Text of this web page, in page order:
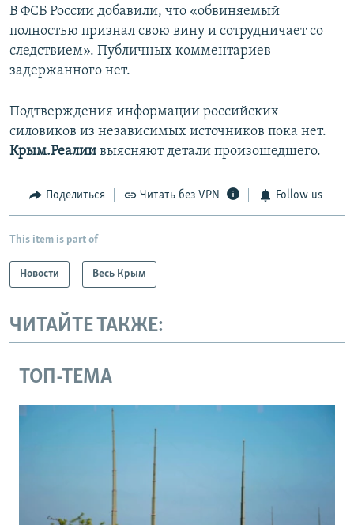
В ФСБ России добавили, что «обвиняемый
полностью признал свою вину и сотрудничает со
следствием». Публичных комментариев
задержанного нет.
Подтверждения информации российских
силовиков из независимых источников пока нет.
Крым.Реалии выясняют детали произошедшего.
Поделиться Читать без VPN Follow us
This item is part of
Новости Весь Крым
ЧИТАЙТЕ ТАКЖЕ:
ТОП-ТЕМА